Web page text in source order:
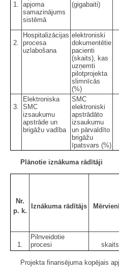
1.
apjoma
samazinājums
sistēmā
(gigabaiti)
2.
Hospitalizācijas
procesa
uzlabošana
elektroniski
dokumentētie
pacienti
(skaits), kas
uzņemti
pilotprojekta
slimnīcās
(%)
3.
Elektroniska
SMC
izsaukumu
apstrāde un
brigāžu vadība
SMC
elektroniski
apstrādāto
izsaukumu
un pārvaldīto
brigāžu
īpatsvars (%)
Plānotie iznākuma rādītāji
Nr.
p. k.
Iznākuma rādītājs
1.
Pilnveidotie
procesi
skaits
Projekta finansējuma kopējais